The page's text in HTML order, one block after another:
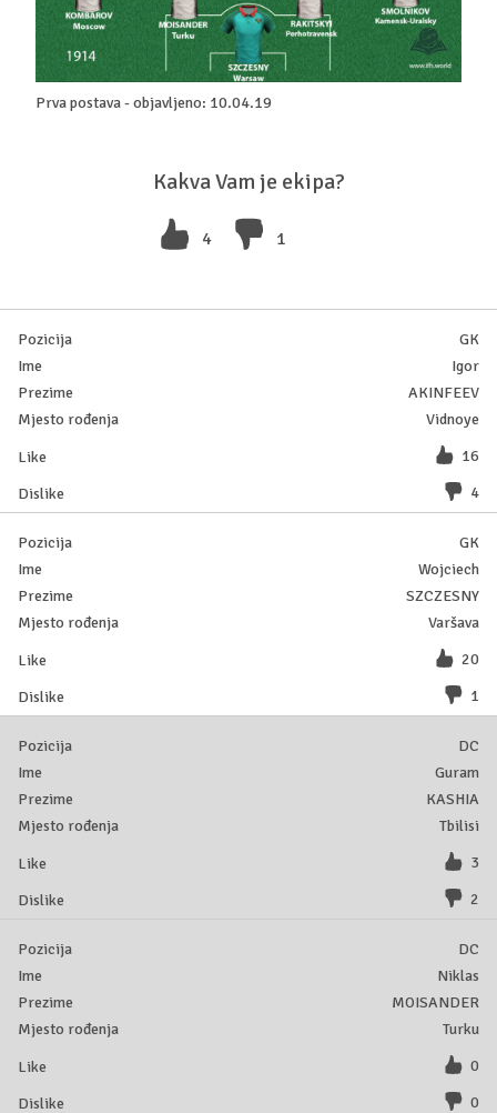
Kakva Vam je ekipa?
4 1
Prva postava - objavljeno: 10.04.19
GK
Igor
AKINFEEV
Vidnoye
16
4
GK
Wojciech
SZCZESNY
Varšava
20
1
DC
Guram
KASHIA
Tbilisi
3
2
DC
Niklas
MOISANDER
Turku
0
0